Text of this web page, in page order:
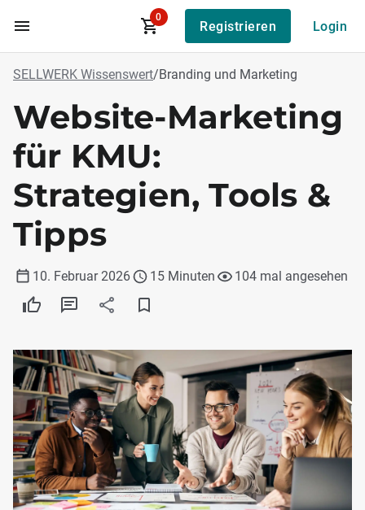
Zum Hauptinhalt
0
Registrieren Login
SELLWERK Wissenswert/Branding und Marketing
Website-Marketing
für KMU:
Strategien, Tools &
Tipps
10. Februar 2026 15 Minuten 104 mal angesehen